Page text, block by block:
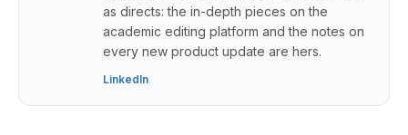
as directs: the in-depth pieces on the
academic editing platform and the notes on
every new product update are hers.
LinkedIn